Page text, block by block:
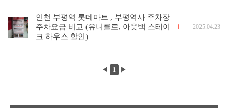
인천 부평역 롯데마트 , 부평역사 주차장
주차요금 비교 (유니클로, 아웃백 스테이
크 하우스 할인)
1 2025.04.23
◀ 1 ▶